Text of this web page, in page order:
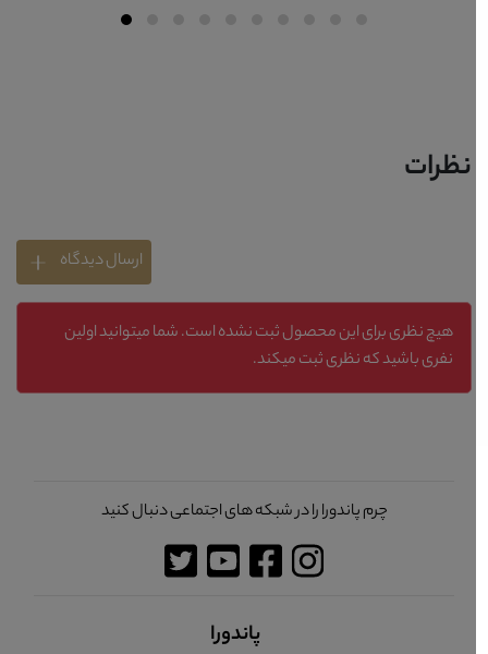
نظرات
ارسال دیدگاه
هیچ نظری برای این محصول ثبت نشده است. شما میتوانید اولین
نفری باشید که نظری ثبت میکند.
چرم پاندورا را در شبکه های اجتماعی دنبال کنید
پاندورا